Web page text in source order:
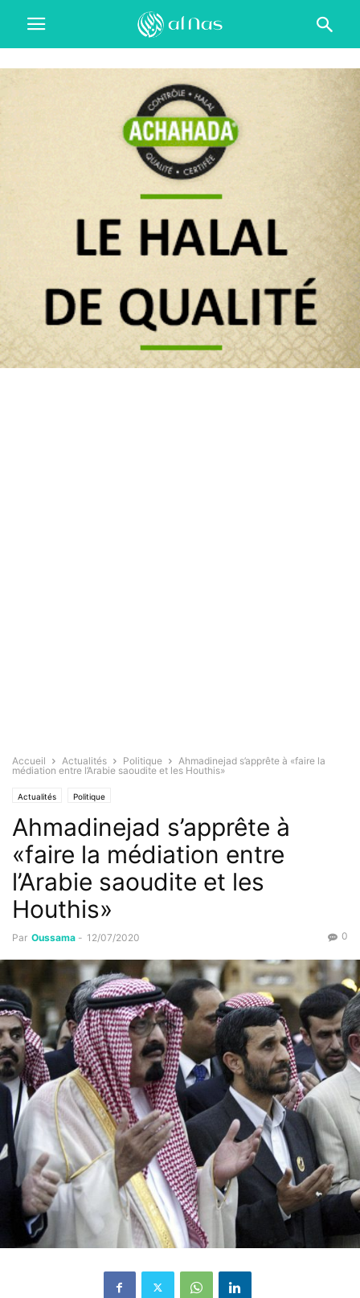
Accueil Actualités Politique
Ahmadinejad s’apprête à «faire la
médiation entre l’Arabie saoudite et les Houthis»
Actualités Politique
Ahmadinejad s’apprête à
«faire la médiation entre
l’Arabie saoudite et les
Houthis»
Par Oussama - 12/07/2020 0